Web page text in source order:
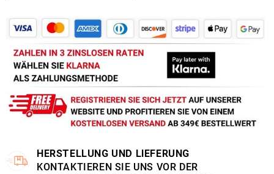
HERSTELLUNG UND LIEFERUNG
KONTAKTIEREN SIE UNS VOR DER